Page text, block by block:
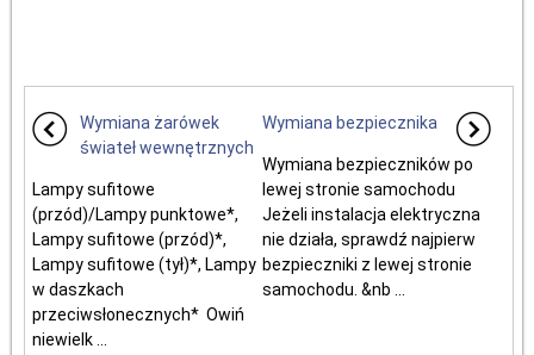
Wymiana żarówek
świateł wewnętrznych
Lampy sufitowe
(przód)/Lampy punktowe*,
Lampy sufitowe (przód)*,
Lampy sufitowe (tył)*, Lampy
w daszkach
przeciwsłonecznych* Owiń
niewielk ...
Wymiana bezpiecznika
Wymiana bezpieczników po
lewej stronie samochodu
Jeżeli instalacja elektryczna
nie działa, sprawdź najpierw
bezpieczniki z lewej stronie
samochodu. &nb ...